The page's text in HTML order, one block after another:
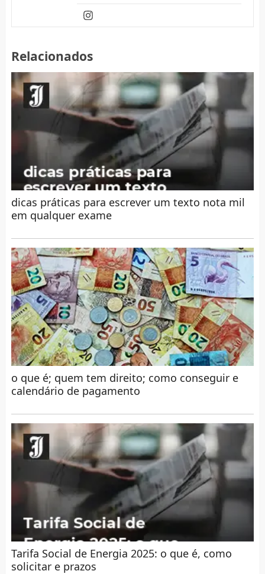
Relacionados
dicas práticas para escrever um texto nota mil
em qualquer exame
o que é; quem tem direito; como conseguir e
calendário de pagamento
Tarifa Social de Energia 2025: o que é, como
solicitar e prazos